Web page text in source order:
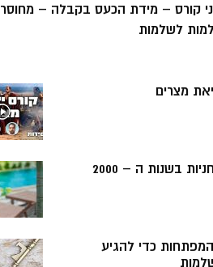
קורס – מידת הכעס בקבלה – מחוסר
לשלמות
מצרים
בשנות ה – 2000
5 המפתחות כדי להגיע